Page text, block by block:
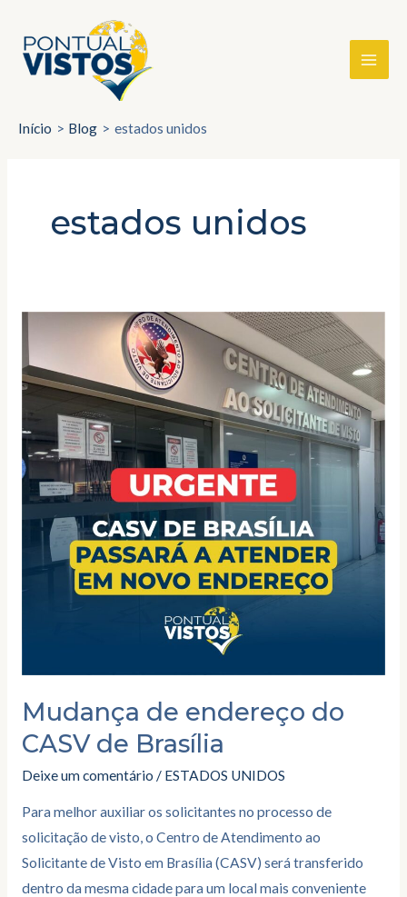
para
Início Blog estados unidos
estados unidos
Mudança de endereço do
CASV de Brasília
Deixe um comentário / ESTADOS UNIDOS
Para melhor auxiliar os solicitantes no processo de
solicitação de visto, o Centro de Atendimento ao
Solicitante de Visto em Brasília (CASV) será transferido
dentro da mesma cidade para um local mais conveniente
de
endereço
do
CASV
de
Brasília